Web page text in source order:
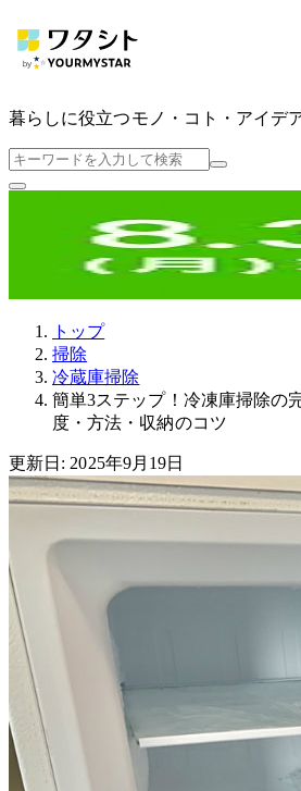
暮らしに役立つモノ・コト・アイデ
トップ
掃除
冷蔵庫掃除
簡単3ステップ！冷凍庫掃除の
度・方法・収納のコツ
更新日: 2025年9月19日